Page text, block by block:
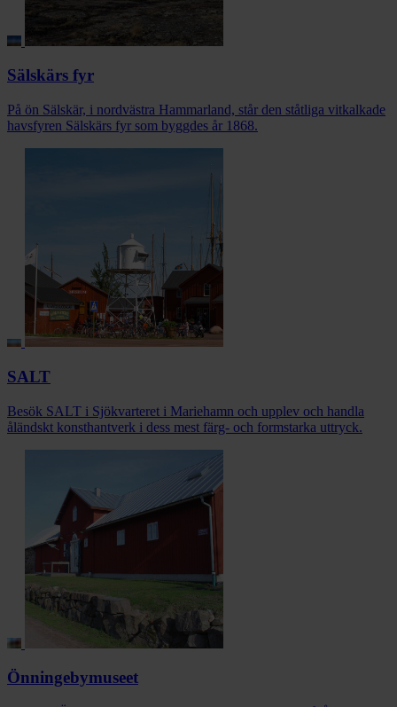
Sälskärs fyr
På ön Sälskär, i nordvästra Hammarland, står den ståtliga vitkalkade
havsfyren Sälskärs fyr som byggdes år 1868.
SALT
Besök SALT i Sjökvarteret i Mariehamn och upplev och handla
åländskt konsthantverk i dess mest färg- och formstarka uttryck.
Önningebymuseet